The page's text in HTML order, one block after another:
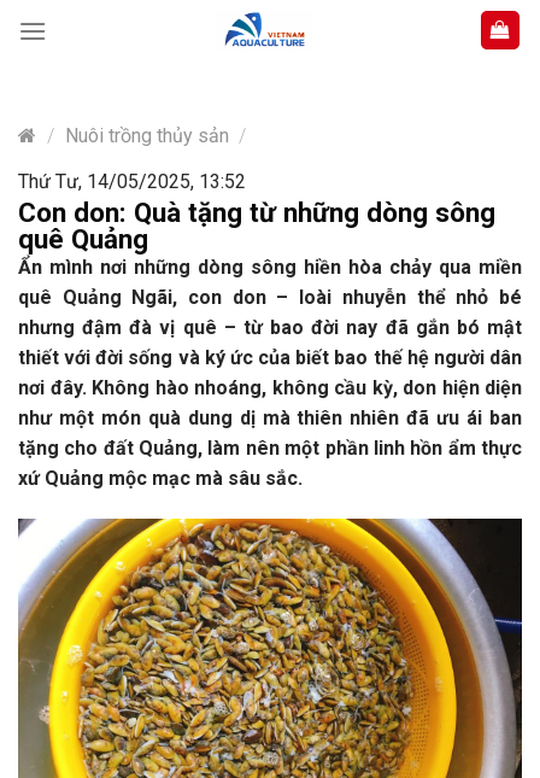
content
/ Nuôi trồng thủy sản /
Thứ Tư, 14/05/2025, 13:52
Con don: Quà tặng từ những dòng sông
quê Quảng
Ẩn mình nơi những dòng sông hiền hòa chảy qua miền
quê Quảng Ngãi, con don – loài nhuyễn thể nhỏ bé
nhưng đậm đà vị quê – từ bao đời nay đã gắn bó mật
thiết với đời sống và ký ức của biết bao thế hệ người dân
nơi đây. Không hào nhoáng, không cầu kỳ, don hiện diện
như một món quà dung dị mà thiên nhiên đã ưu ái ban
tặng cho đất Quảng, làm nên một phần linh hồn ẩm thực
xứ Quảng mộc mạc mà sâu sắc.